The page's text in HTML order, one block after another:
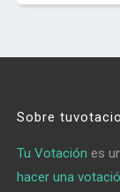
Sobre
Tu Votación es
hacer una